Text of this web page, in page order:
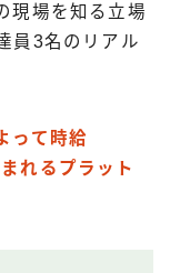
現場を知る立場
員3名のリアル
って時給
れるプラット